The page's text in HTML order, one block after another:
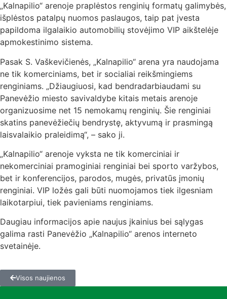
„Kalnapilio“ arenoje praplėstos renginių formatų galimybės,
išplėstos patalpų nuomos paslaugos, taip pat įvesta
papildoma ilgalaikio automobilių stovėjimo VIP aikštelėje
apmokestinimo sistema.
Pasak S. Vaškevičienės, „Kalnapilio“ arena yra naudojama
ne tik komerciniams, bet ir socialiai reikšmingiems
renginiams. „Džiaugiuosi, kad bendradarbiaudami su
Panevėžio miesto savivaldybe kitais metais arenoje
organizuosime net 15 nemokamų renginių. Šie renginiai
skatins panevėžiečių bendrystę, aktyvumą ir prasmingą
laisvalaikio praleidimą“, – sako ji.
„Kalnapilio“ arenoje vyksta ne tik komerciniai ir
nekomerciniai pramoginiai renginiai bei sporto varžybos,
bet ir konferencijos, parodos, mugės, privatūs įmonių
renginiai. VIP ložės gali būti nuomojamos tiek ilgesniam
laikotarpiui, tiek pavieniams renginiams.
Daugiau informacijos apie naujus įkainius bei sąlygas
galima rasti Panevėžio „Kalnapilio“ arenos interneto
svetainėje.
Visos naujienos